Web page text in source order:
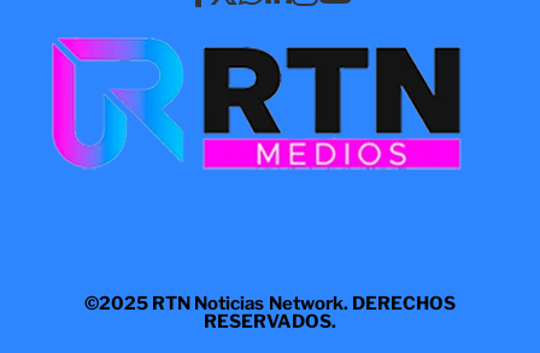
©2025 RTN Noticias Network. DERECHOS
RESERVADOS.